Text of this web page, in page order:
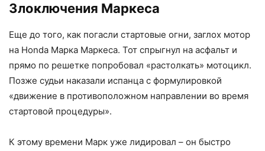
Злоключения Маркеса
Еще до того, как погасли стартовые огни, заглох мотор
на Honda Марка Маркеса. Тот спрыгнул на асфальт и
прямо по решетке попробовал «растолкать» мотоцикл.
Позже судьи наказали испанца с формулировкой
«движение в противоположном направлении во время
стартовой процедуры».
К этому времени Марк уже лидировал – он быстро